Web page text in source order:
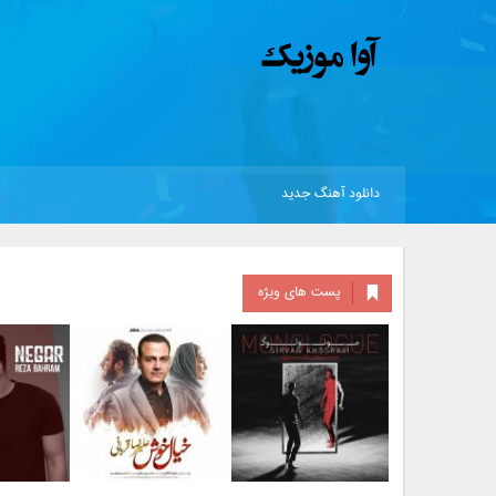
دانلود آهنگ جدید
پست های ویژه